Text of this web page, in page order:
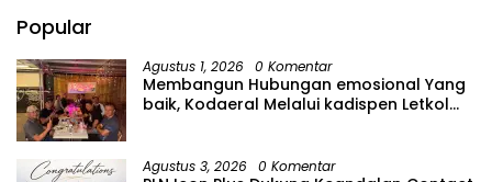
meningkatkan koordinasi
dalam penegakan hukum,
serta bersama-sama
menjaga keamanan,
ketertiban, dan kepastian
hukum di Kabupaten Nias
Selatan. Sinergitas yang
terjalin diharapkan
Popular
Agustus 1, 2026 0 Komentar
Membangun Hubungan emosional Yang
baik, Kodaeral Melalui kadispen Letkol
suasana Santai lebih Dekat Dan
Agustus 3, 2026 0 Komentar